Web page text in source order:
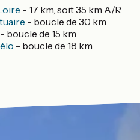
- 17 km, soit 35 km A/R
- boucle de 30 km
- boucle de 15 km
- boucle de 18 km